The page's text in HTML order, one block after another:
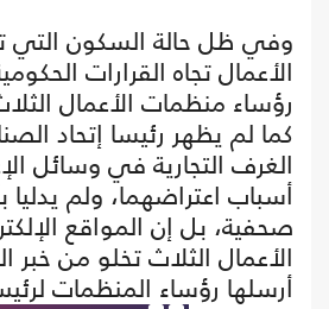
وفي ظل حالة السكون التي
الأعمال تجاه القرارات
رؤساء منظمات الأعمال
كما لم يظهر رئيسا إتحاد
الغرف التجارية في وسائل
أسباب اعتراضهما، ولم يدليا
صحفية، بل إن المواقع
الأعمال الثلاث تخلو من خبر
أرسلها رؤساء المنظمات